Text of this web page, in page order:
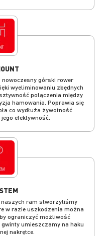
górski rower
wyeliminowaniu zbędnych
połączenia między
hamowania. Poprawia się
co wydłuża żywotność
efektywność.
naszych ram stworzyliśmy
w razie uszkodzenia można
ograniczyć możliwość
umieszczamy na haku
nakrętce.